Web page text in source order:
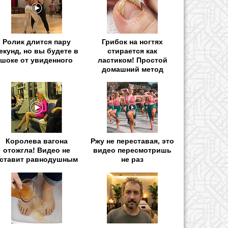
Ролик длится пару
но вы будете в
шоке от увиденного
Грибок на ногтях
стирается как
ластиком! Простой
домашний метод
Королева вагона
отожгла! Видео не
равнодушным
Ржу не переставая, это
видео пересмотришь
не раз